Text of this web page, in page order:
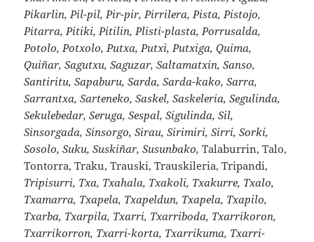
Pikarlin, Pil-pil, Pir-pir, Pirrilera, Pista, Pistojo,
Pitarra, Pitiki, Pitilin, Plisti-plasta, Porrusalda,
Potolo, Potxolo, Putxa, Putxi, Putxiga, Quima,
Quiñar, Sagutxu, Saguzar, Saltamatxin, Sanso,
Santiritu, Sapaburu, Sarda, Sarda-kako, Sarra,
Sarrantxa, Sarteneko, Saskel, Saskeleria, Segulinda,
Sekulebedar, Seruga, Sespal, Sigulinda, Sil,
Sinsorgada, Sinsorgo, Sirau, Sirimiri, Sirri, Sorki,
Sosolo, Suku, Suskiñar, Susunbako, Talaburrin, Talo,
Tontorra, Traku, Trauski, Trauskileria, Tripandi,
Tripisurri, Txa, Txahala, Txakoli, Txakurre, Txalo,
Txamarra, Txapela, Txapeldun, Txapela, Txapilo,
Txarba, Txarpila, Txarri, Txarriboda, Txarrikoron,
Txarrikorron, Txarri-korta, Txarrikuma, Txarri-